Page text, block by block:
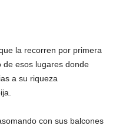
que la recorren por primera
de esos lugares donde
a su riqueza
con sus balcones